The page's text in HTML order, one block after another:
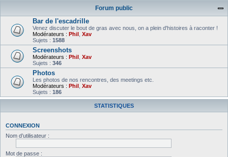
c
e
Forum public
Bar de l'escadrille
Venez discuter le bout de gras avec nous, on a plein d'histoires à raconter !
Modérateurs : Phil Xav
Sujets : 1588
Screenshots
Modérateurs : Phil Xav
Sujets : 346
Photos
Les photos de nos rencontres, des meetings etc.
Modérateurs : Phil Xav
Sujets : 186
STATISTIQUES
CONNEXION
Nom d’utilisateur :
Mot de passe :